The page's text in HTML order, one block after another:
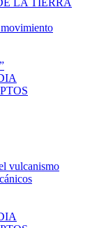
LA TIERRA
movimiento
vulcanismo